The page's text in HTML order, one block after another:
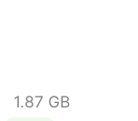
1.87 GB